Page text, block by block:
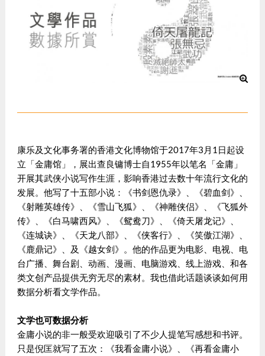
康乐及文化事务署的香港文化博物馆于2017年3月1日起设
立「金庸馆」，展出查良镛博士自1955年以笔名「金庸」
开展其武侠小说写作生涯，影响香港过去数十年流行文化的
发展。他写了十五部小说：《书剑恩仇录》、《碧血剑》、
《射雕英雄传》、《雪山飞狐》、《神雕侠侣》、《飞狐外
传》、《白马啸西风》、《鸳鸯刀》、《倚天屠龙记》、
《连城诀》、《天龙八部》、《侠客行》、《笑傲江湖》、
《鹿鼎记》、及《越女剑》。他的作品更为电影、电视、电
台广播、舞台剧、动画、漫画、电脑游戏、线上游戏、和各
类文创产品提供无穷无尽的素材。我也借此话题谈谈如何用
数据分析看文学作品。
文学也可数据分析
金庸小说的非一般受欢迎吸引了不少人提笔写感想和书评。
只是倪匡就写了五次：《我看金庸小说》、《再看金庸小